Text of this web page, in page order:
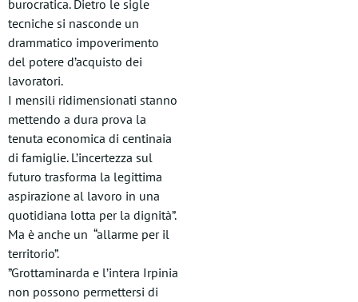
burocratica. Dietro le sigle
tecniche si nasconde un
drammatico impoverimento
del potere d’acquisto dei
lavoratori.
​I mensili ridimensionati stanno
mettendo a dura prova la
tenuta economica di centinaia
di famiglie. L’incertezza sul
futuro trasforma la legittima
aspirazione al lavoro in una
quotidiana lotta per la dignità”.
Ma è anche un “allarme per il
territorio”.
​”Grottaminarda e l’intera Irpinia
non possono permettersi di